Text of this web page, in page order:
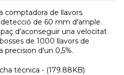
comptadora de llavors
de 60 mm d'ample.
d'aconseguir una velocitat
de 1000 llavors de
d'un 0,5%.
técnica - (179.88KB)